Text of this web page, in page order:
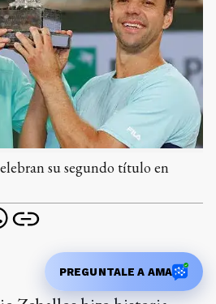
su segundo título en
PREGUNTALE A AMA